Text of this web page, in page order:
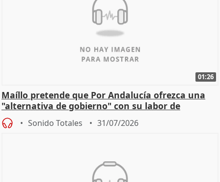
01:26
Maíllo pretende que Por Andalucía ofrezca una
"alternativa de gobierno" con su labor de
oposición
Sonido Totales 31/07/2026